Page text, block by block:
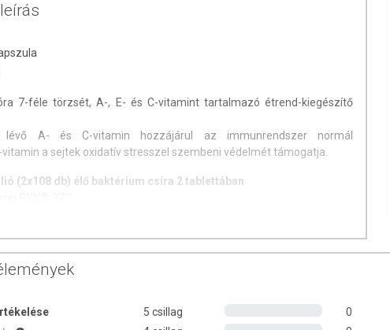
7-féle törzsét, A-, E- és C-vitamint tartalmazó étrend-kiegészítő
lévő A- és C-vitamin hozzájárul az immunrendszer normál
a sejtek oxidatív stresszel szembeni védelmét támogatja.
(2x108 db) élő baktérium csíra 2 tablettában
PXN® 54™,
PXN® 25™,
PXN® 30™,
5 csillag
0